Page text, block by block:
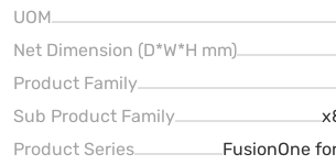
UOM
Net Dimension (D*W*H mm)
Product Family
Sub Product Family
Product Series
FusionOne